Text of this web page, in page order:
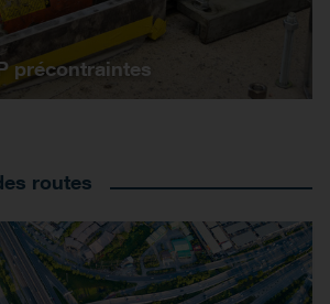
précontraintes
routes